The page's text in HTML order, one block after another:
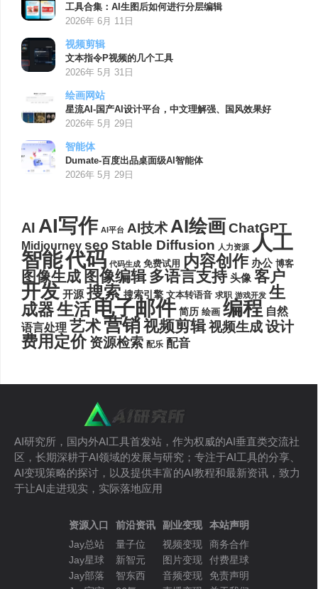
工具合集：AI生图后如何进行分层编辑
2026年 6月 11日
视频剪辑
文本指令P视频的几个工具
2026年 5月 31日
绘画网站
星流AI-国产AI设计平台，中文理解强、国风效果好
2026年 5月 29日
智能体
Dumate-百度出品桌面级AI智能体
2026年 5月 29日
AI AI写作 AI平台 AI技术AI绘画ChatGPT
Midjourney seo Stable Diffusion 人力资源 人工
智能代码 代码生成 免费试用 内容创作 办公 博客
图像生成 图像编辑 多语言支持 头像 客户
开发 开源 搜索 搜索引擎 文本转语音 求职 游戏开发 生
成器生活电子邮件 简历 绘画 编程 自然
语言处理 艺术营销视频剪辑视频生成设计
费用定价 资源检索 配乐 配音
AI研究所，国内外AI工具首发站，作为权威的AI垂直类交流社
区，长期深耕于AI领域的发展与研究；专注于AI工具的分享、
AI变现策略的探讨，以及提供丰富的AI教程和最新资讯，致力
于让AI走进现实，实际落地应用
资源入口
Jay总站
Jay星球
Jay部落
前沿资讯
量子位
新智元
智东西
副业变现
视频变现
图片变现
音频变现
本站声明
商务合作
付费星球
免责声明